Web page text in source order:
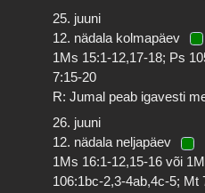
25. juuni
12. nädala kolmapäev
1Ms 15:1-12,17-18; Ps
7:15-20
R: Jumal peab igavesti
26. juuni
12. nädala neljapäev
1Ms 16:1-12,15-16 või
106:1bc-2,3-4ab,4c-5; Mt